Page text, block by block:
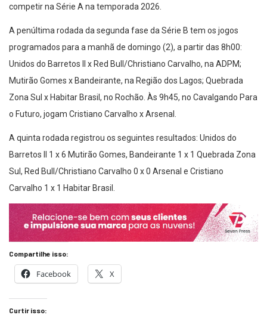
competir na Série A na temporada 2026.
A penúltima rodada da segunda fase da Série B tem os jogos
programados para a manhã de domingo (2), a partir das 8h00:
Unidos do Barretos II x Red Bull/Christiano Carvalho, na ADPM;
Mutirão Gomes x Bandeirante, na Região dos Lagos; Quebrada
Zona Sul x Habitar Brasil, no Rochão. Às 9h45, no Cavalgando Para
o Futuro, jogam Cristiano Carvalho x Arsenal.
A quinta rodada registrou os seguintes resultados: Unidos do
Barretos II 1 x 6 Mutirão Gomes, Bandeirante 1 x 1 Quebrada Zona
Sul, Red Bull/Christiano Carvalho 0 x 0 Arsenal e Cristiano
Carvalho 1 x 1 Habitar Brasil.
Compartilhe isso:
Facebook X
Curtir isso: